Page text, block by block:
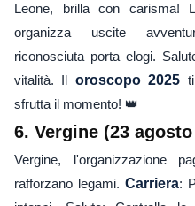
Leone, brilla con carisma!
organizza uscite
riconosciuta porta elogi.
vitalità. Il oroscopo 2025
sfrutta il momento! 👑
6. Vergine (23
Vergine, l'organizzazione
rafforzano legami. Carriera: